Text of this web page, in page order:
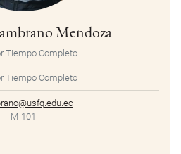
Mendoza
Tiempo Completo
Tiempo Completo
M-101